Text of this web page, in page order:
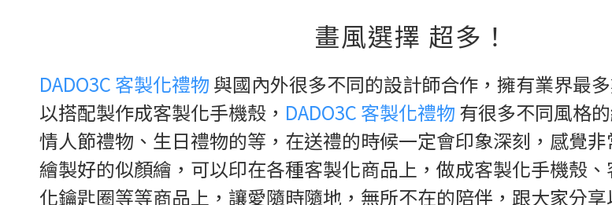
畫風選擇 超多！
DADO3C 客製化禮物 與國內外很多不同的設計師合作，擁有業界最
以搭配製作成客製化手機殼， DADO3C 客製化禮物 有很多不同風格
情人節禮物、生日禮物的等，在送禮的時候一定會印象深刻，感覺非
繪製好的似顏繪，可以印在各種客製化商品上，做成客製化手機殼
化鑰匙圈等等商品上，讓愛隨時隨地，無所不在的陪伴，跟大家分